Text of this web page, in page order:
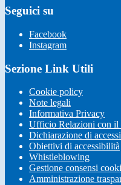
Seguici su
Facebook
Instagram
Sezione Link Utili
Cookie policy
Note legali
Informativa Privacy
Ufficio Relazioni con il
Dichiarazione di
Obiettivi di accessibilità
Whistleblowing
Gestione consensi
Amministrazione